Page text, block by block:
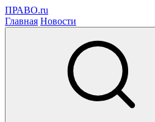
ПРАВО.ru
Главная Новости